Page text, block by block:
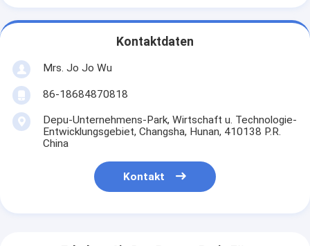
Kontaktdaten
Mrs. Jo Jo Wu
86-18684870818
Depu-Unternehmens-Park, Wirtschaft u. Technologie-
Entwicklungsgebiet, Changsha, Hunan, 410138 P.R.
China
Kontakt